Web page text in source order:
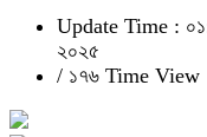
Update Time :
২০২৫
/ ১৭৬ Time View